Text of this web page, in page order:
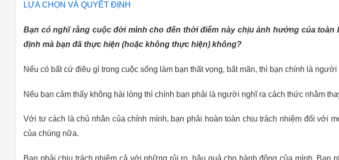
LỰA CHỌN VÀ QUYẾT ĐỊNH
Bạn có nghĩ rằng cuộc đời mình cho đến thời điểm này chịu ảnh hưởng của toàn
định mà bạn đã thực hiện (hoặc không thực hiện) không?
Nếu có bất cứ điều gì trong cuộc sống làm bạn thất vọng, bất mãn, thì bạn chính là
Nếu bạn cảm thấy không hài lòng thì chính bạn phải là người nghĩ ra cách thức nhằm
Với tư cách là chủ nhân của chính mình, bạn phải hoàn toàn chịu trách nhiệm đối với
của chúng nữa.